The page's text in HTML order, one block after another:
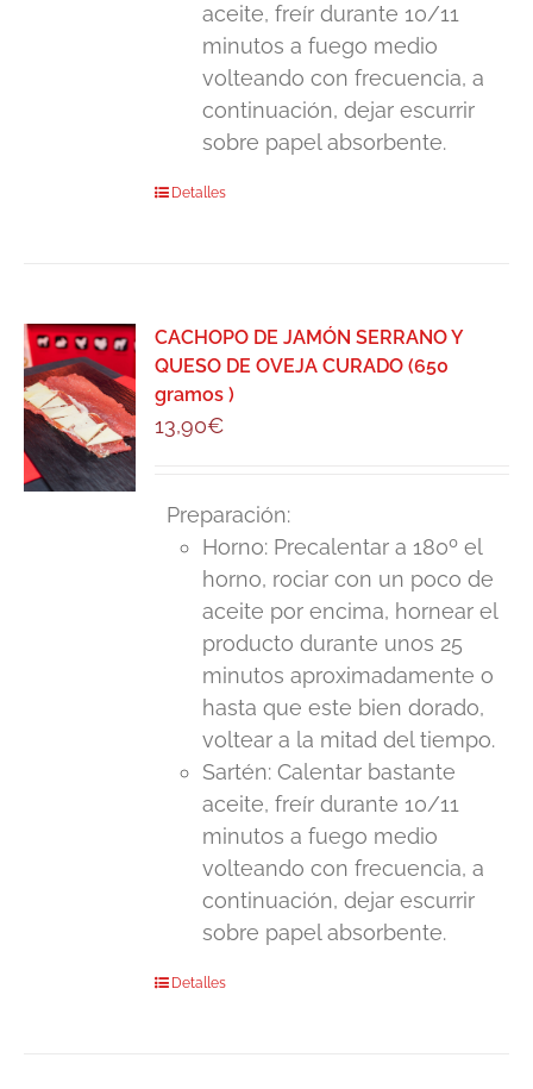
aceite, freír durante 10/11
minutos a fuego medio
volteando con frecuencia, a
continuación, dejar escurrir
sobre papel absorbente.
Detalles
CACHOPO DE JAMÓN SERRANO Y
QUESO DE OVEJA CURADO (650
gramos )
13,90€
Preparación:
Horno: Precalentar a 180º el
horno, rociar con un poco de
aceite por encima, hornear el
producto durante unos 25
minutos aproximadamente o
hasta que este bien dorado,
voltear a la mitad del tiempo.
Sartén: Calentar bastante
aceite, freír durante 10/11
minutos a fuego medio
volteando con frecuencia, a
continuación, dejar escurrir
sobre papel absorbente.
Detalles